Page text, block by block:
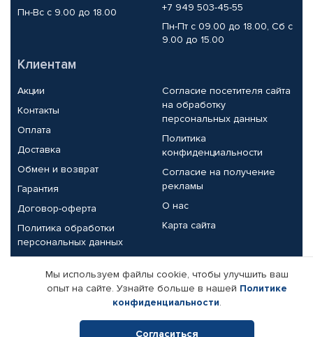
Пн-Вс с 9.00 до 18.00
+7 949 503-45-55
Пн-Пт с 09.00 до 18.00, Сб с
9.00 до 15.00
Клиентам
Акции
Контакты
Оплата
Доставка
Обмен и возврат
Гарантия
Договор-оферта
Политика обработки
персональных данных
Согласие посетителя сайта
на обработку
персональных данных
Политика
конфиденциальности
Согласие на получение
рекламы
О нас
Карта сайта
Партнерам
Корпоративным клиентам
Поставщикам
Реквизиты компании
Мы используем файлы cookie, чтобы улучшить ваш
опыт на сайте. Узнайте больше в нашей Политике
конфиденциальности.
Согласиться